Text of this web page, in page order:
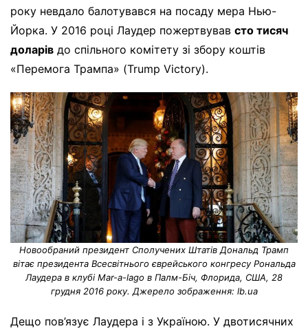
року невдало балотувався на посаду мера Нью-
Йорка. У 2016 році Лаудер пожертвував сто тисяч
доларів до спільного комітету зі збору коштів
«Перемога Трампа» (Trump Victory).
Новообраний президент Сполучених Штатів Дональд Трамп
вітає президента Всесвітнього єврейського конгресу Рональда
Лаудера в клубі Mar-a-lago в Палм-Біч, Флорида, США, 28
грудня 2016 року. Джерело зображення: lb.ua
Дещо пов’язує Лаудера і з Україною. У двотисячних